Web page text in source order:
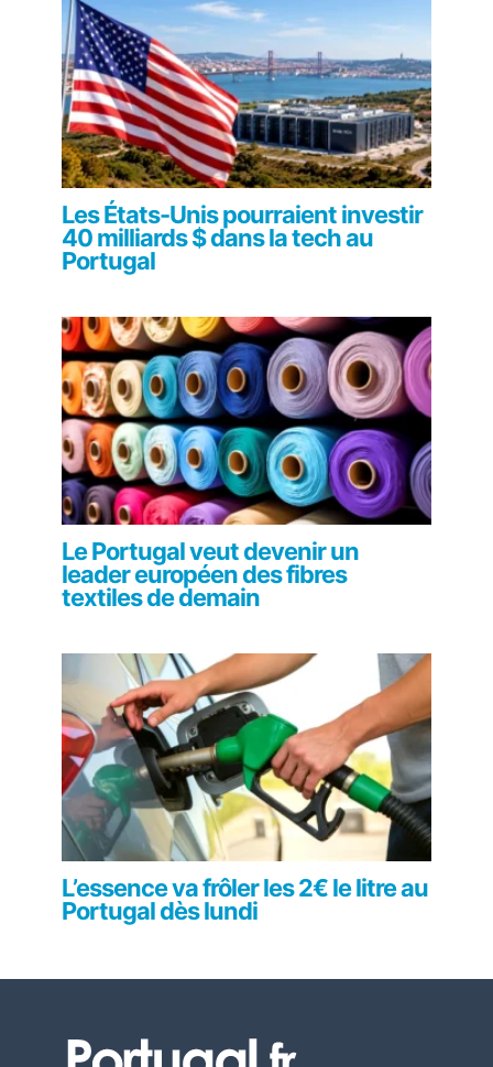
Les États-Unis pourraient investir
40 milliards $ dans la tech au
Portugal
Le Portugal veut devenir un
leader européen des fibres
textiles de demain
L’essence va frôler les 2€ le litre au
Portugal dès lundi